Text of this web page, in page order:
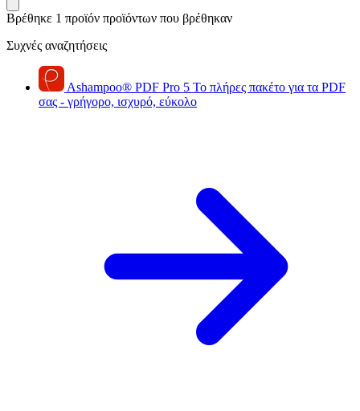
Βρέθηκε 1 προϊόν προϊόντων που βρέθηκαν
Συχνές αναζητήσεις
Ashampoo® PDF Pro 5 Το πλήρες πακέτο για τα PDF
σας - γρήγορο, ισχυρό, εύκολο